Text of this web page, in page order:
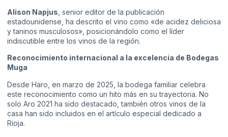
Alison Napjus , senior editor de la publicación
estadounidense, ha descrito el vino como «de acidez deliciosa
y taninos musculosos», posicionándolo como el líder
indiscutible entre los vinos de la región.
Reconocimiento internacional a la excelencia de Bodegas
Muga
Desde Haro, en marzo de 2025, la bodega familiar celebra
este reconocimiento como un hito más en su trayectoria. No
solo Aro 2021 ha sido destacado, también otros vinos de la
casa han sido incluidos en el artículo especial dedicado a
Rioja.